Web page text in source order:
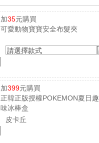
加35元購買
可愛動物寶寶安全布髮夾
請選擇款式
加399元購買
正韓正版授權POKEMON夏日趣
味冰棒盒
皮卡丘